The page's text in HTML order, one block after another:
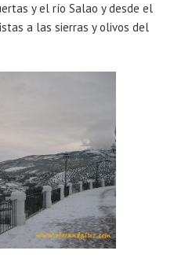
y el río Salao y desde el
a las sierras y olivos del